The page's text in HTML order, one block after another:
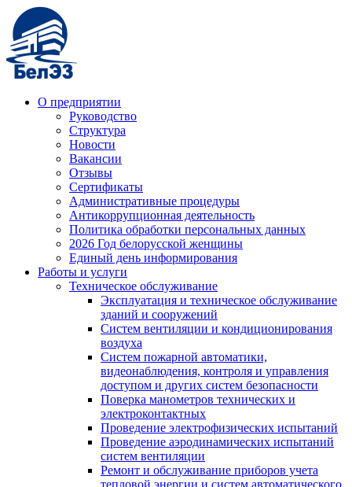
О предприятии
Руководство
Структура
Новости
Вакансии
Отзывы
Сертификаты
Административные процедуры
Антикоррупционная деятельность
Политика обработки персональных данных
2026 Год белорусской женщины
Единый день информирования
Работы и услуги
Техническое обслуживание
Эксплуатация и техническое обслуживание
зданий и сооружений
Систем вентиляции и кондиционирования
воздуха
Систем пожарной автоматики,
видеонаблюдения, контроля и управления
доступом и других систем безопасности
Поверка манометров технических и
электроконтактных
Проведение электрофизических испытаний
Проведение аэродинамических испытаний
систем вентиляции
Ремонт и обслуживание приборов учета
тепловой энергии и систем автоматического